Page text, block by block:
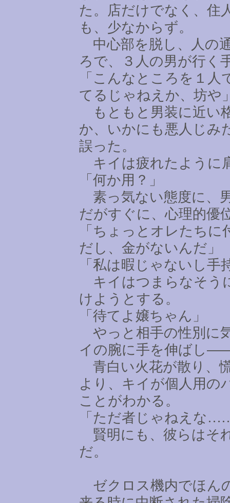
た。店だけでなく、住
も、少なからず。
中心部を脱し、人の
ろで、３人の男が行く
「こんなところを１
てるじゃねえか、坊や
もともと男装に近い
か、いかにも悪人じみ
誤った。
キイは疲れたように
「何か用？」
素っ気ない態度に、
だがすぐに、心理的優
「ちょっとオレたち
だし、金がないんだ」
「私は暇じゃないし手
キイはつまらなそう
けようとする。
「待てよ嬢ちゃん」
やっと相手の性別に
イの腕に手を伸ばし
青白い火花が散り、
より、キイが個人用の
ことがわかる。
「ただ者じゃねえな
賢明にも、彼らはそ
だ。
ゼクロス機内でほん